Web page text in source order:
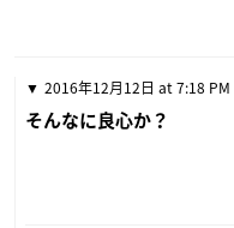
2016年12月12日 at 7:18 PM
そんなに良心か？